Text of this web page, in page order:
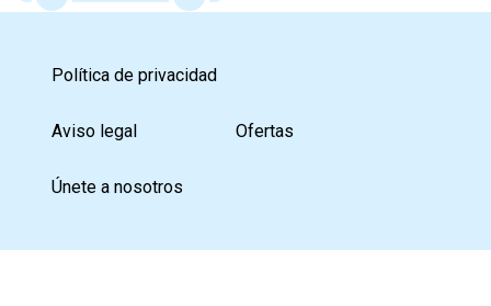
Política de privacidad
Aviso legal Ofertas
Únete a nosotros